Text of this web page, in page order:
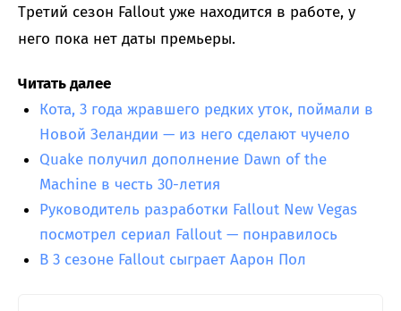
Третий сезон Fallout уже находится в работе, у
него пока нет даты премьеры.
Читать далее
Кота, 3 года жравшего редких уток, поймали в
Новой Зеландии — из него сделают чучело
Quake получил дополнение Dawn of the
Machine в честь 30-летия
Руководитель разработки Fallout New Vegas
посмотрел сериал Fallout — понравилось
В 3 сезоне Fallout сыграет Аарон Пол